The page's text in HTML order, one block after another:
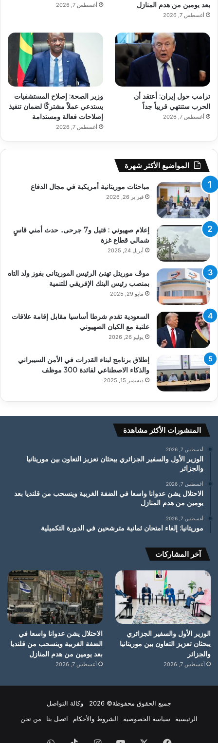
بعد يومين من هدم المنازل
أغسطس 7, 2026
أغسطس 7, 2026
ترامب حول إيران: أعتقد أن
الحرب ستنتهي قريباً جداً
أغسطس 7, 2026
وزير الصحة: إصلاح المستشفيات
يستدعي عملاً مشتركًا لضمان تنفيذ
إصلاحات فعالة ومستدامة
أغسطس 7, 2026
المواضيع الأكثر شهرة
مباحثات موريتانية أمريكية في مجال الدفاع
فبراير 26, 2026
إعلام صهيوني : قتيل و7 جرحى.. حدث أمني قاسٍ
شمالي قطاع غزة
أبريل 24, 2025
موڤ موريتل تهنئ الرئيس الموريتاني بفوز ولد التاه
بمنصب رئيس البنك الإفريقي للتنمية
مايو 29, 2025
السعودية تقدم شرطا أساسيا مقابل إقامة علاقات
علنية مع الكيان الصهيوني
يوليو 26, 2026
إطلاق برنامج لبناء القدرات في الأمن السيبراني
والذكاء الاصطناعي لفائدة 300 موظف
ديسمبر 15, 2025
المنشورات الأكثر مشاهدة
أغسطس 7, 2026
الوزير الأول والسفير الجزائري يبحثان تعزيز التعاون بين موريتانيا
والجزائر
أغسطس 7, 2026
الاحتلال يشن عدوانا واسعا في الضفة الغربية وينسحب من قلنديا بعد
يومين من هدم المنازل
أغسطس 7, 2026
موريتانيا: إلغاء امتحان ثمانية مترشحين في الدورة التكميلية
آخر المشاركات
الوزير الأول والسفير الجزائري
يبحثان تعزيز التعاون بين موريتانيا
والجزائر
أغسطس 7, 2026
الاحتلال يشن عدوانا واسعا في
الضفة الغربية وينسحب من قلنديا
بعد يومين من هدم المنازل
أغسطس 7, 2026
جميع الحقوق محفوظة© 2026 وكالة التواصل
الرئيسية
سياسة الخصوصية الشروط والأحكام اتصل بنا من نحن